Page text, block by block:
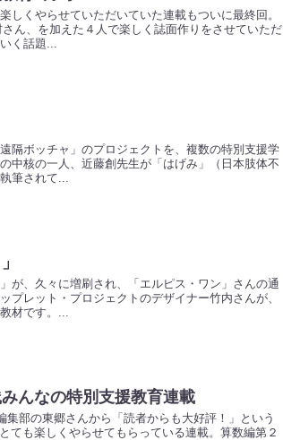
しくやらせていただいていた連載もついに最終回。
ん、を加えた４人で楽しく誌面作りをさせていただ
く話題...
隔ボッチャ」のプロジェクトを、複数の特別支援学
中核の一人、近藤創先生が「はげみ」（日本肢体不
筆されて...
が、久々に増刷され、「エルピス・ワン」さんの通
プレット・プロジェクトのデザイナー竹内さんが、
材です。...
んなの特別支援教育連載
部の東郷さんから「読者からも大好評！」という
ても楽しくやらせてもらっている連載。算数編第２